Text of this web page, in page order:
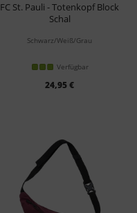
FC St. Pauli - Totenkopf Block
Schal
Schwarz/Weiß/Grau
Verfügbar
24,95 €